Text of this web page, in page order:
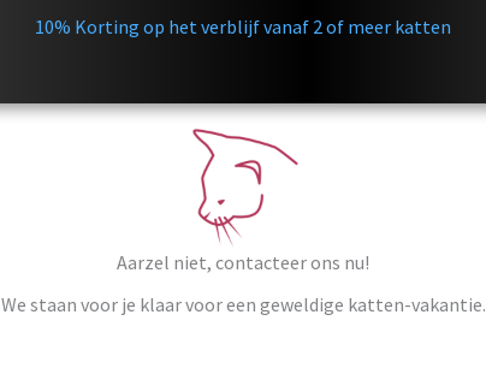
10% Korting op het verblijf vanaf 2 of meer katten
Aarzel niet, contacteer ons nu!
We staan voor je klaar voor een geweldige katten-vakantie.